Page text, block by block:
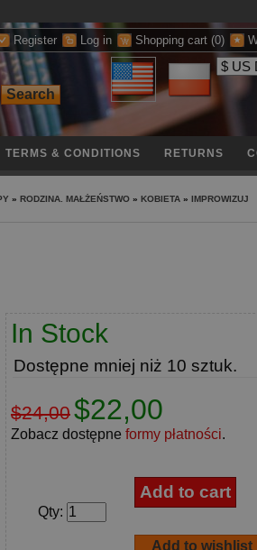
Register Log in Shopping cart (0)
TERMS & CONDITIONS RETURNS
» RODZINA. MAŁŻEŃSTWO » KOBIETA » IMPROWIZUJ
In Stock
Dostępne mniej niż 10 sztuk.
$24,00$22,00
Zobacz dostępne formy płatności.
Qty: